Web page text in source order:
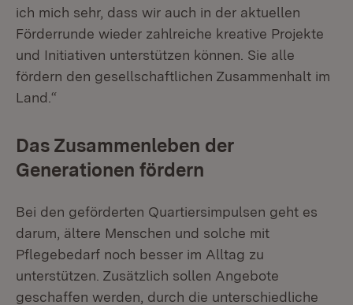
ich mich sehr, dass wir auch in der aktuellen
Förderrunde wieder zahlreiche kreative Projekte
und Initiativen unterstützen können. Sie alle
fördern den gesellschaftlichen Zusammenhalt im
Land.“
Das Zusammenleben der
Generationen fördern
Bei den geförderten Quartiersimpulsen geht es
darum, ältere Menschen und solche mit
Pflegebedarf noch besser im Alltag zu
unterstützen. Zusätzlich sollen Angebote
geschaffen werden, durch die unterschiedliche